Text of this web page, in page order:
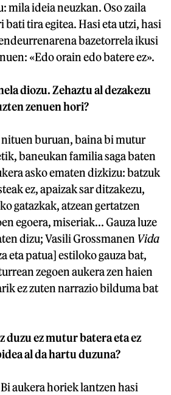
mila ideia neuzkan. Oso zaila
bati tira egitea. Hasi eta utzi, hasi
bazetorrela ikusi
«Edo orain edo batere ez».
diozu. Zehaztu al dezakezu
zenuen hori?
buruan, baina bi mutur
baneukan familia saga baten
asko ematen dizkizu: batzuk
ez, apaizak sar ditzakezu,
gatazkak, atzean gertatzen
egoera, miseriak... Gauza luze
dizu; Vasili Grossmanen Vida
eta patua] estiloko gauza bat,
zegoen aukera zen haien
ez zuten narrazio bilduma bat
duzu ez mutur batera eta ez
al da hartu duzuna?
aukera horiek lantzen hasi